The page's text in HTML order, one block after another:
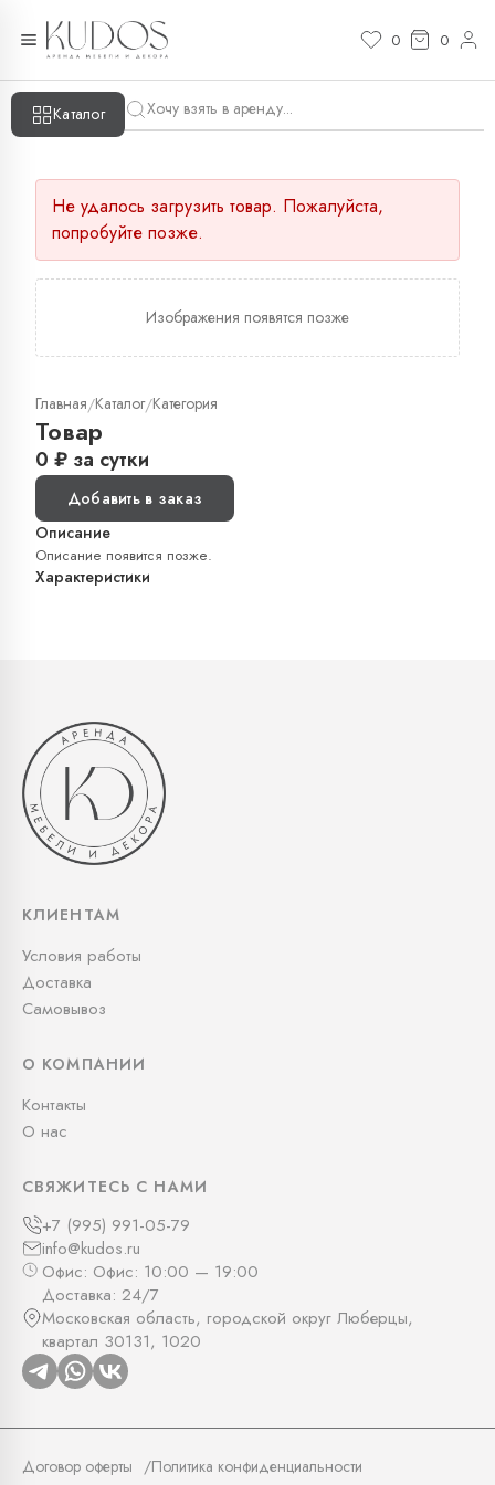
0 0
Каталог
Не удалось загрузить товар. Пожалуйста,
попробуйте позже.
Изображения появятся позже
Главная/Каталог/Категория
Товар
0 ₽ за сутки
Добавить в заказ
Описание
Описание появится позже.
Характеристики
КЛИЕНТАМ
Условия работы
Доставка
Самовывоз
О КОМПАНИИ
Контакты
О нас
СВЯЖИТЕСЬ С НАМИ
+7 (995) 991-05-79
info@kudos.ru
Офис: Офис: 10:00 — 19:00
Доставка: 24/7
Московская область, городской округ Люберцы,
квартал 30131, 1020
Договор оферты Политика конфиденциальности